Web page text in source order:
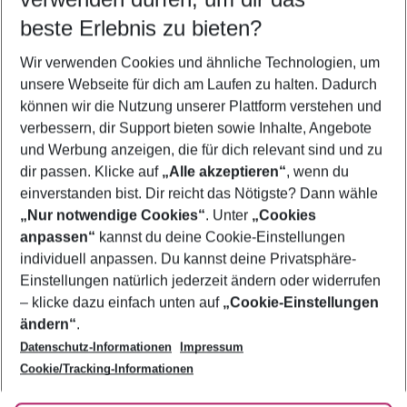
5-8 Nächte
2 Erwachsene Keine Kinder
Mehr Filter anzeigen
Footer
Footer navigation
Über uns
AGB
Bestpreisgarantie
Cookie-Einstellungen ändern
Cookie-Richtlinie
Agenturbetreuung
Barrierefreies Reisen
Folge uns
beste Erlebnis zu bieten?
Wir verwenden Cookies und ähnliche Technologien, um
unsere Webseite für dich am Laufen zu halten. Dadurch
können wir die Nutzung unserer Plattform verstehen und
verbessern, dir Support bieten sowie Inhalte, Angebote
und Werbung anzeigen, die für dich relevant sind und zu
dir passen. Klicke auf „Alle akzeptieren“, wenn du
einverstanden bist. Dir reicht das Nötigste? Dann wähle
„Nur notwendige Cookies“. Unter „Cookies
anpassen“ kannst du deine Cookie-Einstellungen
individuell anpassen. Du kannst deine Privatsphäre-
Einstellungen natürlich jederzeit ändern oder widerrufen
– klicke dazu einfach unten auf „Cookie-Einstellungen
ändern“.
Datenschutz-Informationen
Impressum
Cookie/Tracking-Informationen